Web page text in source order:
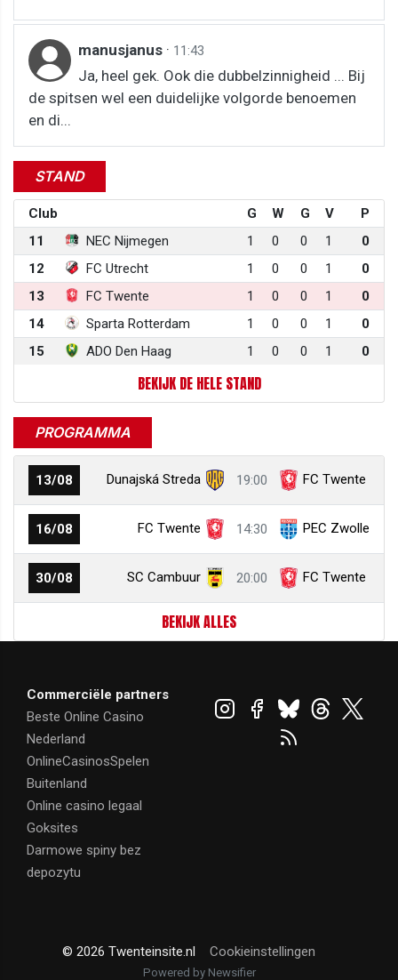
manusjanus · 11:43
Ja, heel gek. Ook die dubbelzinnigheid ... Bij
de spitsen wel een duidelijke volgorde benoemen
en di...
STAND
Club G W G V
P
11
NEC Nijmegen 1 0 0 1
0
12
FC Utrecht 1 0 0 1
0
13
FC Twente 1 0 0 1
0
14
Sparta Rotterdam 1 0 0 1
0
15
ADO Den Haag 1 0 0 1 0
BEKIJK DE HELE STAND
PROGRAMMA
13/08 Dunajská Streda 19:00 FC Twente
16/08 FC Twente 14:30 PEC Zwolle
30/08 SC Cambuur 20:00 FC Twente
BEKIJK ALLES
Commerciële partners
Beste Online Casino
Nederland
OnlineCasinosSpelen
Buitenland
Online casino legaal
Goksites
Darmowe spiny bez
depozytu
© 2026 Twenteinsite.nl Cookieinstellingen
Powered by Newsifier